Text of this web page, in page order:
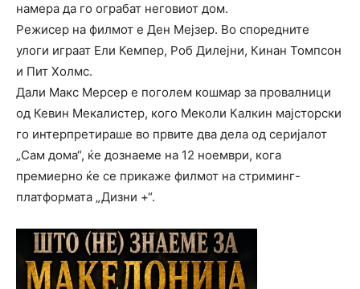
намера да го ограбат неговиот дом.
Режисер на филмот е Ден Мејзер. Во споредните
улоги играат Ели Кемпер, Роб Дилејни, Кинан Томпсон
и Пит Холмс.
Дали Макс Мерсер е поголем кошмар за провалници
од Кевин Мекалистер, кого Меколи Калкин мајсторски
го интерпретираше во првите два дела од серијалот
„Сам дома“, ќе дознаеме на 12 ноември, кога
премиерно ќе се прикаже филмот на стриминг-
платформата „Дизни +“.